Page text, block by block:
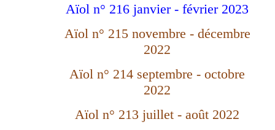
Aïol n° 216 janvier - février 2023
Aïol n° 215 novembre - décembre
2022
Aïol n° 214 septembre - octobre
2022
Aïol n° 213 juillet - août 2022